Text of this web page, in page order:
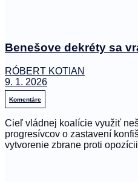
Benešove dekréty sa
RÓBERT KOTIAN
9. 1. 2026
Komentáre
Cieľ vládnej koalície využiť
progresívcov o zastavení
vytvorenie zbrane proti